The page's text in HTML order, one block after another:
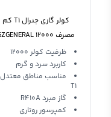
کولر گازی جنرال T1 کم
مصرف 12000 GZGENERAL
ظرفیت کولر 12000
کاربرد سرد و گرم
مناسب مناطق معتدل
T1
گاز مبرد R410A
کمپرسور روتاری